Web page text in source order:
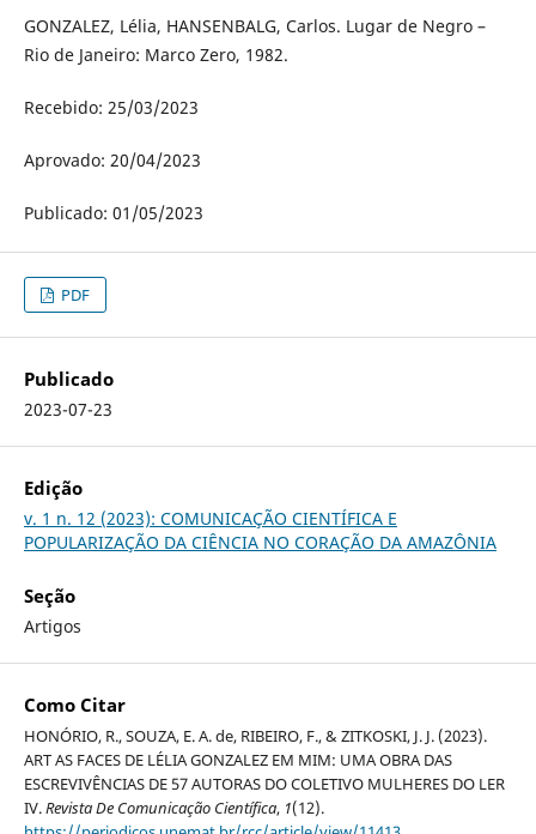
GONZALEZ, Lélia, HANSENBALG, Carlos. Lugar de Negro –
Rio de Janeiro: Marco Zero, 1982.
Recebido: 25/03/2023
Aprovado: 20/04/2023
Publicado: 01/05/2023
PDF
Publicado
2023-07-23
Edição
v. 1 n. 12 (2023): COMUNICAÇÃO CIENTÍFICA E
POPULARIZAÇÃO DA CIÊNCIA NO CORAÇÃO DA AMAZÔNIA
Seção
Artigos
Como Citar
HONÓRIO, R., SOUZA, E. A. de, RIBEIRO, F., & ZITKOSKI, J. J. (2023).
ART AS FACES DE LÉLIA GONZALEZ EM MIM: UMA OBRA DAS
ESCREVIVÊNCIAS DE 57 AUTORAS DO COLETIVO MULHERES DO LER
IV.Revista De Comunicação Científica, 1(12).